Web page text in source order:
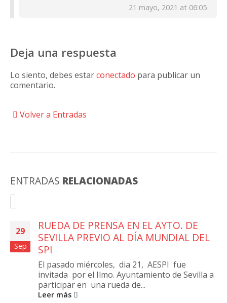
21 mayo, 2021 at 06:05
Deja una respuesta
Lo siento, debes estarconectado para publicar un
comentario.
Volver a Entradas
ENTRADAS RELACIONADAS
29
Sep
RUEDA DE PRENSA EN EL AYTO. DE
SEVILLA PREVIO AL DÍA MUNDIAL DEL
SPI
El pasado miércoles, dia 21, AESPI fue
invitada por el Ilmo. Ayuntamiento de Sevilla a
participar en una rueda de...
Leer más